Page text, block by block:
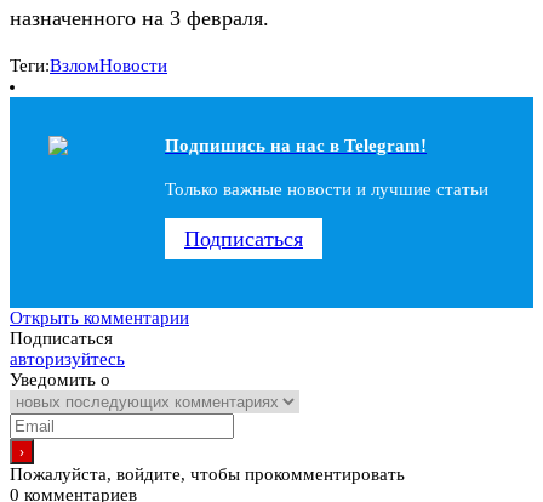
назначенного на 3 февраля.
Теги:ВзломНовости
Подпишись на наc в Telegram!
Только важные новости и лучшие статьи
Подписаться
Открыть комментарии
Подписаться
авторизуйтесь
Уведомить о
Пожалуйста, войдите, чтобы прокомментировать
0 комментариев